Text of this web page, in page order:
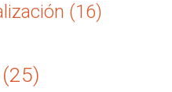
(16)
(25)